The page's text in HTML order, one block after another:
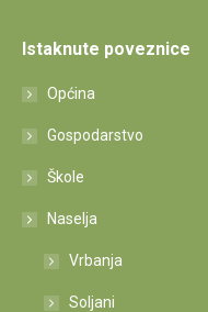
Istaknute poveznice
Općina
Gospodarstvo
Škole
Naselja
Vrbanja
Soljani